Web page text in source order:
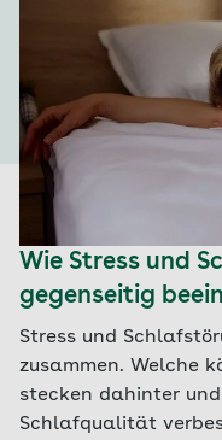
Wie Stress und
gegenseitig
Stress und
zusammen. Welche
stecken dahinter
Schlafqualität